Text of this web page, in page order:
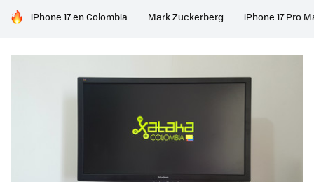
HOY SE HABLA DE
iPhone 17 en Colombia Mark Zuckerberg iPhone 17 Pro